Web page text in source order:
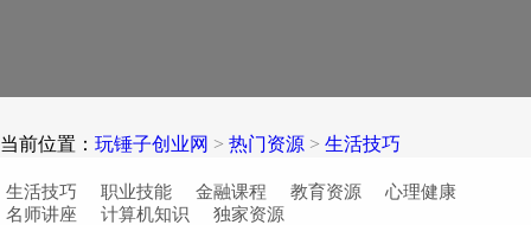
当前位置： 玩锤子创业网 > 热门资源 > 生活技巧
生活技巧 职业技能 金融课程 教育资源
心理健康
名师讲座
计算机知识
独家资源